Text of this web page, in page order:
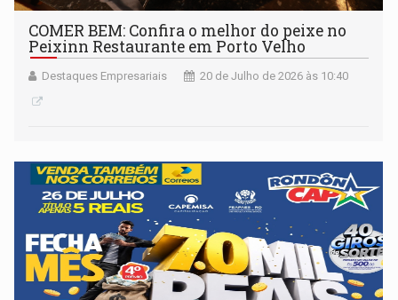
COMER BEM: Confira o melhor do peixe no
Peixinn Restaurante em Porto Velho
Destaques Empresariais 20 de Julho de 2026 às 10:40